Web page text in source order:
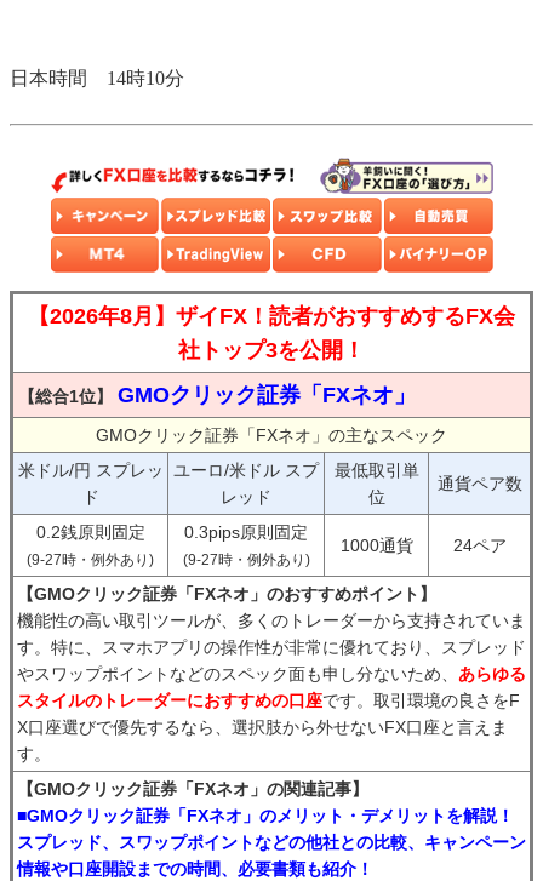
日本時間 14時10分
【2026年8月】ザイFX！読者がおすすめするFX会
社トップ3を公開！
【総合1位】 GMOクリック証券「FXネオ」
GMOクリック証券「FXネオ」の主なスペック
米ドル/円 スプレッ
ド
ユーロ/米ドル スプ
レッド
最低取引単
位
通貨ペア数
0.2銭原則固定
(9-27時・例外あり)
0.3pips原則固定
(9-27時・例外あり)
1000通貨 24ペア
【GMOクリック証券「FXネオ」のおすすめポイント】
機能性の高い取引ツールが、多くのトレーダーから支持されていま
す。特に、スマホアプリの操作性が非常に優れており、スプレッド
やスワップポイントなどのスペック面も申し分ないため、 あらゆる
スタイルのトレーダーにおすすめの口座です。取引環境の良さをF
X口座選びで優先するなら、選択肢から外せないFX口座と言えま
す。
【GMOクリック証券「FXネオ」の関連記事】
■GMOクリック証券「FXネオ」のメリット・デメリットを解説！
スプレッド、スワップポイントなどの他社との比較、キャンペーン
情報や口座開設までの時間、必要書類も紹介！